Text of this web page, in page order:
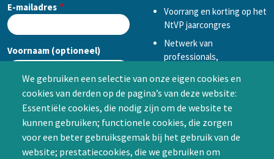
We gebruiken een selectie van onze eigen cookies en
cookies van derden op de pagina’s van deze website:
Essentiële cookies, die nodig zijn om de website te
kunnen gebruiken; functionele cookies, die zorgen
voor een beter gebruiksgemak bij het gebruik van de
website; prestatiecookies, die we gebruiken om
E-mailadres
Voornaam (optioneel)
Achternaam (optioneel)
CAPTCHA
Voorrang en korting op het
NtVP jaarcongres
Netwerk van
professionals,
samenwerken in een van
de Special Interest
Groepen (SIG’s) of zelf een
SIG initiëren
Word lid